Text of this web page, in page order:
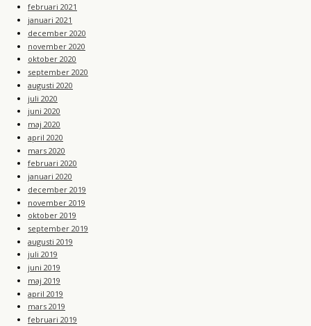
februari 2021
januari 2021
december 2020
november 2020
oktober 2020
september 2020
augusti 2020
juli 2020
juni 2020
maj 2020
april 2020
mars 2020
februari 2020
januari 2020
december 2019
november 2019
oktober 2019
september 2019
augusti 2019
juli 2019
juni 2019
maj 2019
april 2019
mars 2019
februari 2019